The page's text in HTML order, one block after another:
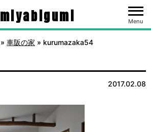
miyabigumi Menu
» 車阪の家 » kurumazaka54
2017.02.08